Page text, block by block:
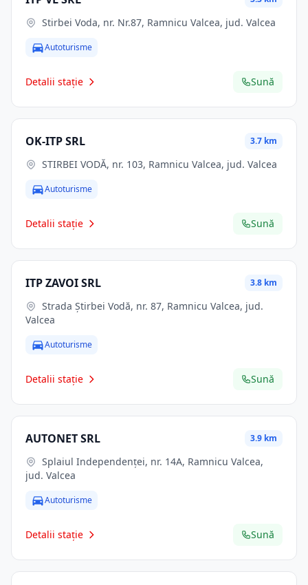
Stirbei Voda, nr. Nr.87, Ramnicu Valcea, jud. Valcea
Autoturisme
Detalii stație Sună
OK-ITP SRL 3.7 km
STIRBEI VODĂ, nr. 103, Ramnicu Valcea, jud. Valcea
Autoturisme
Detalii stație Sună
ITP ZAVOI SRL 3.8 km
Valcea
Autoturisme
Detalii stație Sună
AUTONET SRL 3.9 km
jud. Valcea
Autoturisme
Detalii stație Sună